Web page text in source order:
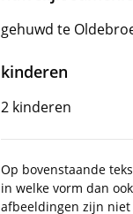
gehuwd te
kinderen
2 kinderen
Op bovenstaande
in welke vorm dan
afbeeldingen zijn